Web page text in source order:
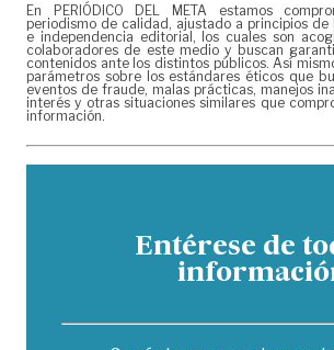
En PERIÓDICO DEL META estamos
periodismo de calidad, ajustado a principios
e independencia editorial, los cuales son
colaboradores de este medio y buscan
contenidos ante los distintos públicos. Así
parámetros sobre los estándares éticos que
eventos de fraude, malas prácticas, manejos
interés y otras situaciones similares que
información.
Entérese de